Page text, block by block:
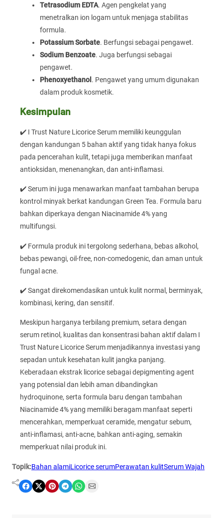
Tetrasodium EDTA. Agen pengkelat yang
menetralkan ion logam untuk menjaga stabilitas
formula.
Potassium Sorbate. Berfungsi sebagai pengawet.
Sodium Benzoate. Juga berfungsi sebagai
pengawet.
Phenoxyethanol . Pengawet yang umum digunakan
dalam produk kosmetik.
Kesimpulan
✔️ I Trust Nature Licorice Serum memiliki keunggulan
dengan kandungan 5 bahan aktif yang tidak hanya fokus
pada pencerahan kulit, tetapi juga memberikan manfaat
antioksidan, menenangkan, dan anti-inflamasi.
✔️ Serum ini juga menawarkan manfaat tambahan berupa
kontrol minyak berkat kandungan Green Tea. Formula baru
bahkan diperkaya dengan Niacinamide 4% yang
multifungsi.
✔️ Formula produk ini tergolong sederhana, bebas alkohol,
bebas pewangi, oil-free, non-comedogenic, dan aman untuk
fungal acne.
✔️ Sangat direkomendasikan untuk kulit normal, berminyak,
kombinasi, kering, dan sensitif.
Meskipun harganya terbilang premium, setara dengan
serum retinol, kualitas dan konsentrasi bahan aktif dalam I
Trust Nature Licorice Serum menjadikannya investasi yang
sepadan untuk kesehatan kulit jangka panjang.
Keberadaan ekstrak licorice sebagai depigmenting agent
yang potensial dan lebih aman dibandingkan
hydroquinone, serta formula baru dengan tambahan
Niacinamide 4% yang memiliki beragam manfaat seperti
mencerahkan, memperkuat ceramide, mengatur sebum,
anti-inflamasi, anti-acne, bahkan anti-aging, semakin
memperkuat nilai produk ini.
Topik:Bahan alamiLicorice serumPerawatan kulitSerum Wajah
Share on Facebook Share on X Share on Pinterest Share on Telegram Share on WhatsApp Share on Email